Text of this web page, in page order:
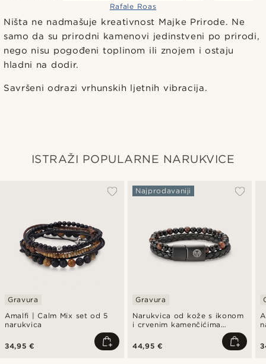
Rafale Roas
Ništa ne nadmašuje kreativnost Majke Prirode. Ne
samo da su prirodni kamenovi jedinstveni po prirodi,
nego nisu pogođeni toplinom ili znojem i ostaju
hladni na dodir.
Savršeni odrazi vrhunskih ljetnih vibracija.
ISTRAŽI POPULARNE NARUKVICE
Amalfi | Calm Mix set od 5
narukvica
Gravura
34,95 €
Narukvica od kože s ikonom
i crvenim kamenčićima
Najprodavaniji
Gravura
44,95 €